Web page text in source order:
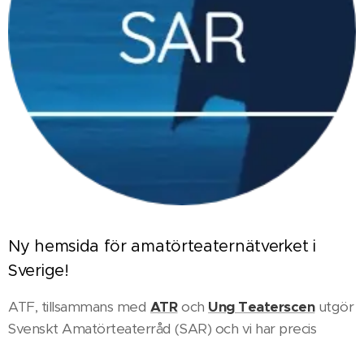
Ny hemsida för amatörteaternätverket i
Sverige!
ATF, tillsammans med ATRoch Ung Teaterscenutgör
Svenskt Amatörteaterråd (SAR) och vi har precis